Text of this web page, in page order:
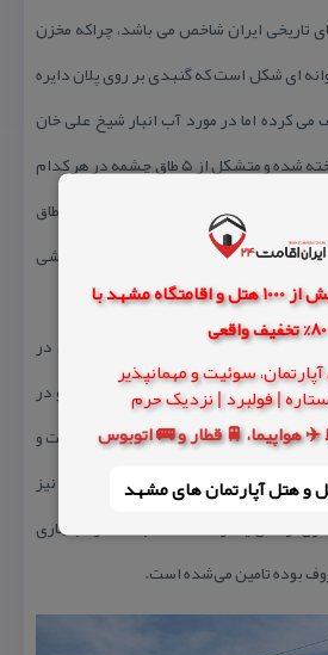
🎁 امکان رزرو بیش از 1000 هتل و اقامتگاه مشهد با
80% تخفیف واقعی
سوئیت و مهمانپذیر
✈️ هواپیما، 🚆 قطار و 🚌 اتوبوس
و هتل‌ آپارتمان های مشهد
تاریخی ایران شاخص می باشد، چراكه مخزن
ای شكل است كه گنبدی بر روی پلان دایره
می كرده اما در مورد آب انبار شیخ علی خان
این فضا، مستطیل شكل ساخته شده و متشكل از ۵ طاق چشمه در هر كدام
از طرفین مخزن كه هر كدام مساحتی معادل با ۱۰ مترمربع دارند و ۵ طاق
مخزن بزرگی را به وجود آورده به گنجایشی
سنگ و آجر است كه تا ارتفاع زیر طاق در
فضای پاشیر و تا ارتفاع ۱.۵ متر در فضای مخزن، سنگ چین می باشد و در
باقی جداره ها از آجر با ابعاد ۱۸ در ۱۸ در ۵ سانتی متر استفاده شده است و
با ملات آهكی بندها را پر كرده اند. اندود مخزن نیز تا ارتفاع ۲.۷ متر نیز
از محل یك رشته انشعاب قنات و آب جاری
بوده تامین می‌شده است.